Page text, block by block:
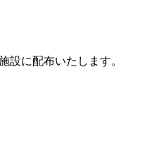
に配布いたします。